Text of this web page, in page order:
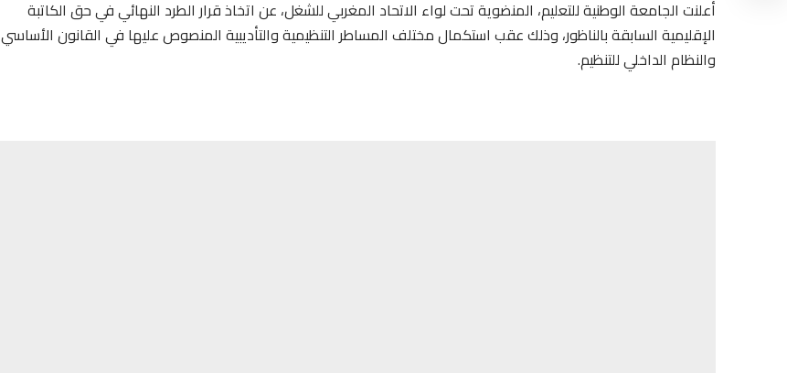
أعلنت الجامعة الوطنية للتعليم، المنضوية تحت لواء الاتحاد المغربي للشغل، عن اتخاذ قرار الطرد النهائي في حق الكاتبة
الإقليمية السابقة بالناظور، وذلك عقب استكمال مختلف المساطر التنظيمية والتأديبية المنصوص عليها في القانون الأساسي
والنظام الداخلي للتنظيم.